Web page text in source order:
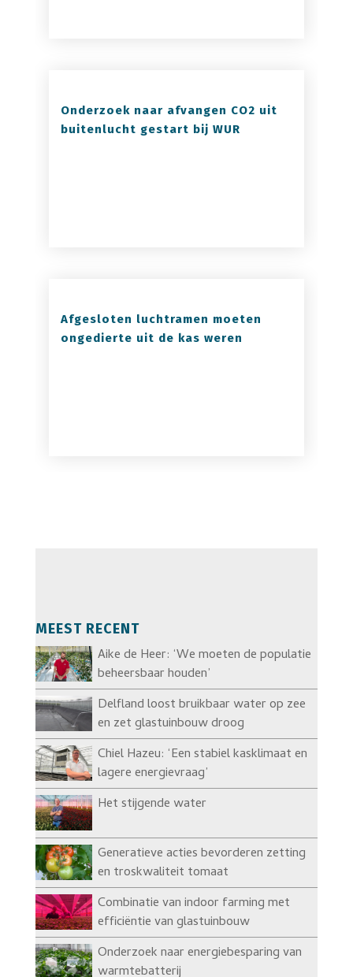
Onderzoek naar afvangen CO2 uit
buitenlucht gestart bij WUR
Afgesloten luchtramen moeten
ongedierte uit de kas weren
MEEST RECENT
Aike de Heer: ‘We moeten de populatie
beheersbaar houden’
Delfland loost bruikbaar water op zee
en zet glastuinbouw droog
Chiel Hazeu: ‘Een stabiel kasklimaat en
lagere energievraag’
Het stijgende water
Generatieve acties bevorderen zetting
en troskwaliteit tomaat
Combinatie van indoor farming met
efficiëntie van glastuinbouw
Onderzoek naar energiebesparing van
warmtebatterij